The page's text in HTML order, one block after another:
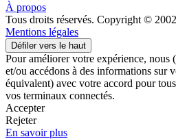
À propos
Tous droits réservés. Copyright ©
Mentions légales
Défiler vers le haut
Pour améliorer votre expérience, nous
et/ou accédons à des informations sur
équivalent) avec votre accord pour
vos terminaux connectés.
Accepter
Rejeter
En savoir plus